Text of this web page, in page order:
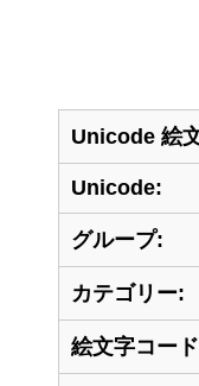
Unicode 絵
Unicode:
グループ:
カテゴリー:
絵文字コー